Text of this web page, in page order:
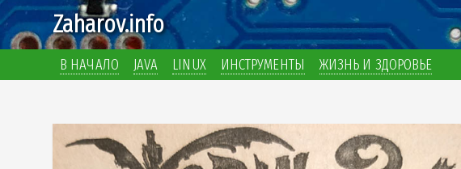
Zaharov.info
В НАЧАЛО JAVA LINUX ИНСТРУМЕНТЫ ЖИЗНЬ И ЗДОРОВЬЕ